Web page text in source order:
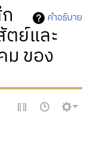
คำอธิบาย
ตย์และ
ของ